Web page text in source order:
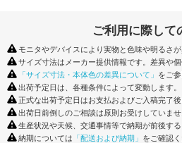
ご利用に際して
モニタやデバイスにより実物と色味や明るさが
サイズ寸法はメーカー提供情報です。差異や個
「サイズ寸法・本体色の差異について」 をご参
出荷予定日は、各種条件によって変動します。
正式な出荷予定日はお支払およびご入稿完了後
出荷日前倒しのご相談は原則お受けしていませ
生産状況や天候、交通事情等で納期が前後する
納期については 「配送および納期」 をご確認く